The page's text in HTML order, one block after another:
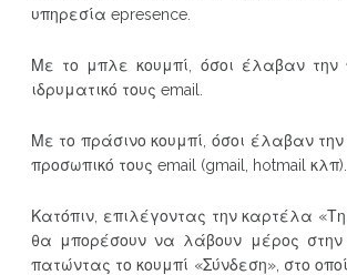
υπηρεσία epresence.
Με το μπλε κουμπί, όσοι έλαβαν την
ιδρυματικό τους email.
Με το πράσινο κουμπί, όσοι έλαβαν
προσωπικό τους email (gmail, hotmail κλπ).
Κατόπιν, επιλέγοντας την καρτέλα
θα μπορέσουν να λάβουν μέρος στην
πατώντας το κουμπί «Σύνδεση», στο